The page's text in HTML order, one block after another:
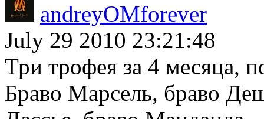
andreyOMforever
July 29 2010 23:21:48
Три трофея за 4 месяца,
Браво Марсель, браво